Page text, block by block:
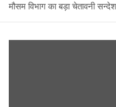
मौसम विभाग का बड़ा चेतावनी